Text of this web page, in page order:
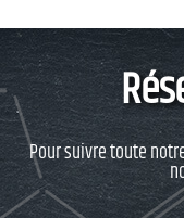
Pour suivre toute